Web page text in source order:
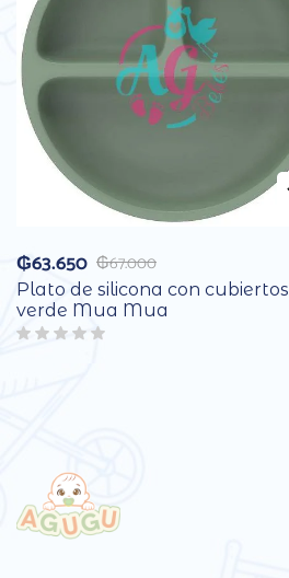
₲67.000
₲63.650
Plato de silicona con cubiertos
verde Mua Mua